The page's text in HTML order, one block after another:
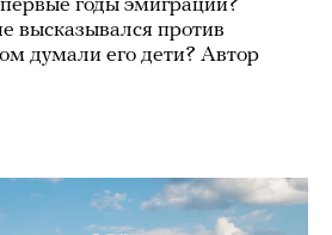
годы эмиграции?
высказывался против
думали его дети? Автор